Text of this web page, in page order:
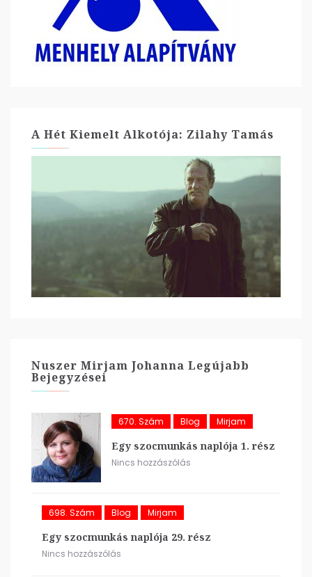
A Hét Kiemelt Alkotója: Zilahy Tamás
Nuszer Mirjam Johanna Legújabb
Bejegyzései
670. Szám Blog Mirjam
Egy szocmunkás naplója 1. rész
Nincs hozzászólás
698. Szám Blog Mirjam
Egy szocmunkás naplója 29. rész
Nincs hozzászólás